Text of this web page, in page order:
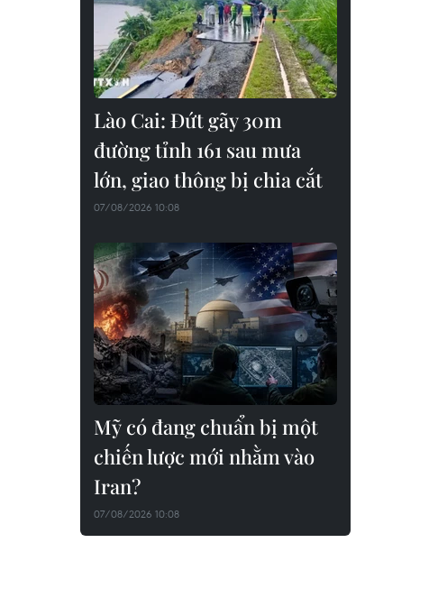
Lào Cai: Đứt gãy 30m
đường tỉnh 161 sau mưa
lớn, giao thông bị chia cắt
07/08/2026 10:08
Mỹ có đang chuẩn bị một
chiến lược mới nhằm vào
Iran?
07/08/2026 10:08